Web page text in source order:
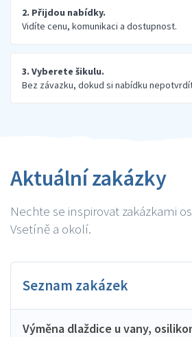
2. Přijdou nabídky.
Vidíte cenu, komunikaci a dostupnost.
3. Vyberete šikulu.
Bez závazku, dokud si nabídku
Aktuální zakázky
Nechte se inspirovat zakázkami
Vsetíně a okolí.
Seznam zakázek
Výměna dlaždice u vany,